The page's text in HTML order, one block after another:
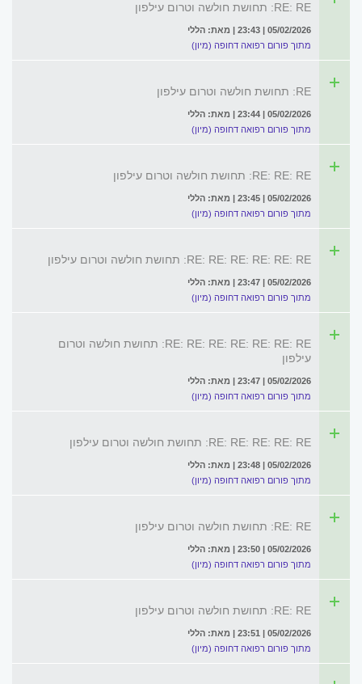
RE: RE: תחושת חולשה וטרום עילפון
05/02/2026 | 23:43 | מאת: הללי
מתוך פורום רפואה דחופה (מיון)
RE: תחושת חולשה וטרום עילפון
05/02/2026 | 23:44 | מאת: הללי
מתוך פורום רפואה דחופה (מיון)
RE: RE: RE: תחושת חולשה וטרום עילפון
05/02/2026 | 23:45 | מאת: הללי
מתוך פורום רפואה דחופה (מיון)
RE: RE: RE: RE: RE: RE: תחושת חולשה וטרום עילפון
05/02/2026 | 23:47 | מאת: הללי
מתוך פורום רפואה דחופה (מיון)
RE: RE: RE: RE: RE: RE: RE: תחושת חולשה וטרום
עילפון
05/02/2026 | 23:47 | מאת: הללי
מתוך פורום רפואה דחופה (מיון)
RE: RE: RE: RE: RE: תחושת חולשה וטרום עילפון
05/02/2026 | 23:48 | מאת: הללי
מתוך פורום רפואה דחופה (מיון)
RE: RE: תחושת חולשה וטרום עילפון
05/02/2026 | 23:50 | מאת: הללי
מתוך פורום רפואה דחופה (מיון)
RE: RE: תחושת חולשה וטרום עילפון
05/02/2026 | 23:51 | מאת: הללי
מתוך פורום רפואה דחופה (מיון)